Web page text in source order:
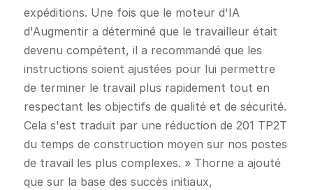
expéditions. Une fois que le moteur d'IA
d'Augmentir a déterminé que le travailleur était
devenu compétent, il a recommandé que les
instructions soient ajustées pour lui permettre
de terminer le travail plus rapidement tout en
respectant les objectifs de qualité et de sécurité.
Cela s'est traduit par une réduction de 201 TP2T
du temps de construction moyen sur nos postes
de travail les plus complexes. » Thorne a ajouté
que sur la base des succès initiaux,